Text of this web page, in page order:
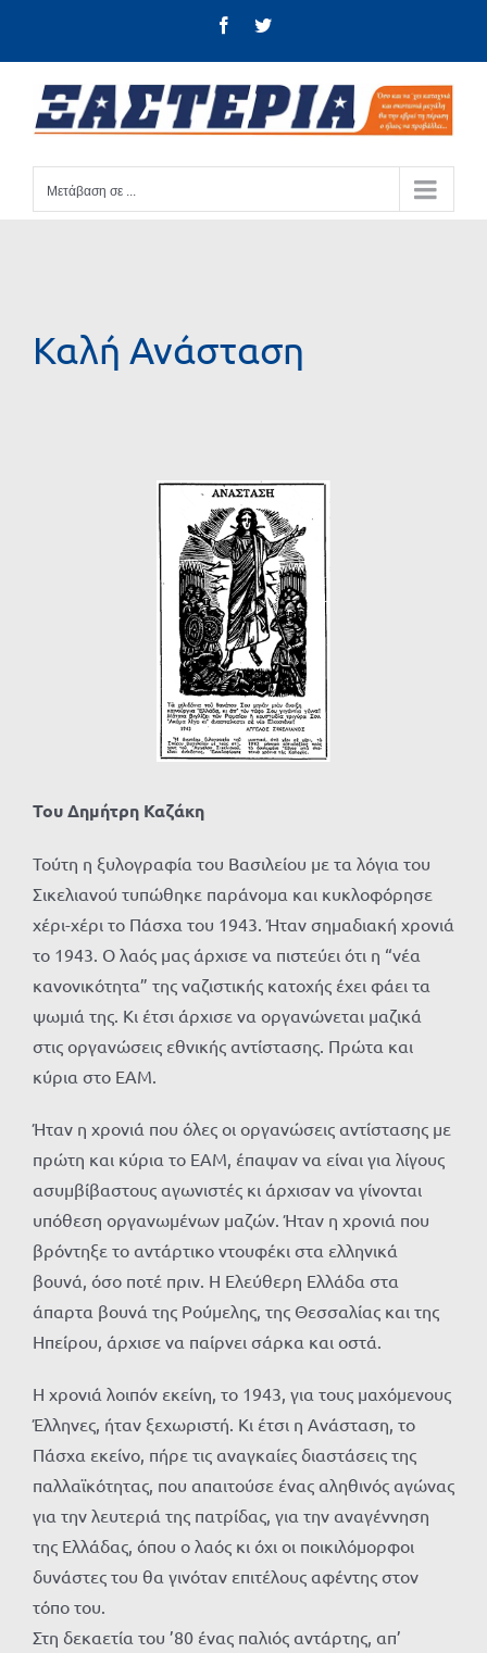
FacebookTwitter
Μετάβαση σε ...
Καλή Ανάσταση
Του Δημήτρη Καζάκη
Τούτη η ξυλογραφία του Βασιλείου με τα λόγια του
Σικελιανού τυπώθηκε παράνομα και κυκλοφόρησε
χέρι-χέρι το Πάσχα του 1943. Ήταν σημαδιακή χρονιά
το 1943. Ο λαός μας άρχισε να πιστεύει ότι η “νέα
κανονικότητα” της ναζιστικής κατοχής έχει φάει τα
ψωμιά της. Κι έτσι άρχισε να οργανώνεται μαζικά
στις οργανώσεις εθνικής αντίστασης. Πρώτα και
κύρια στο ΕΑΜ.
Ήταν η χρονιά που όλες οι οργανώσεις αντίστασης με
πρώτη και κύρια το ΕΑΜ, έπαψαν να είναι για λίγους
ασυμβίβαστους αγωνιστές κι άρχισαν να γίνονται
υπόθεση οργανωμένων μαζών. Ήταν η χρονιά που
βρόντηξε το αντάρτικο ντουφέκι στα ελληνικά
βουνά, όσο ποτέ πριν. Η Ελεύθερη Ελλάδα στα
άπαρτα βουνά της Ρούμελης, της Θεσσαλίας και της
Ηπείρου, άρχισε να παίρνει σάρκα και οστά.
Η χρονιά λοιπόν εκείνη, το 1943, για τους μαχόμενους
Έλληνες, ήταν ξεχωριστή. Κι έτσι η Ανάσταση, το
Πάσχα εκείνο, πήρε τις αναγκαίες διαστάσεις της
παλλαϊκότητας, που απαιτούσε ένας αληθινός αγώνας
για την λευτεριά της πατρίδας, για την αναγέννηση
της Ελλάδας, όπου ο λαός κι όχι οι ποικιλόμορφοι
δυνάστες του θα γινόταν επιτέλους αφέντης στον
τόπο του.
Στη δεκαετία του ’80 ένας παλιός αντάρτης, απ’